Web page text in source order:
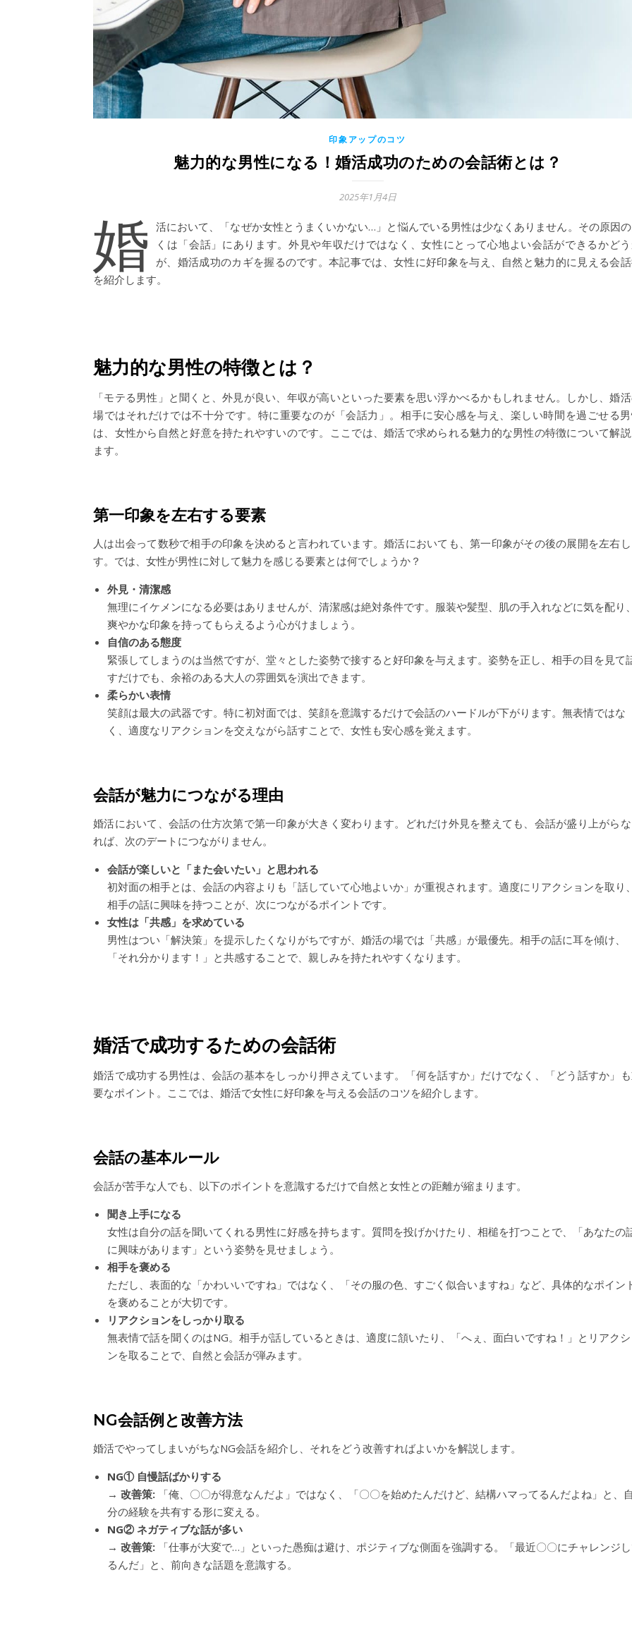
印象アップのコツ
魅力的な男性になる！婚活成功のための会話術とは？
2025年1月4日
婚 活において、「なぜか女性とうまくいかない…」と悩んでいる男性は少なくありません。その原因
くは「会話」にあります。外見や年収だけではなく、女性にとって心地よい会話ができるかど
が、婚活成功のカギを握るのです。本記事では、女性に好印象を与え、自然と魅力的に見える会
を紹介します。
魅力的な男性の特徴とは？
「モテる男性」と聞くと、外見が良い、年収が高いといった要素を思い浮かべるかもしれません。しかし、婚
場ではそれだけでは不十分です。特に重要なのが「会話力」。相手に安心感を与え、楽しい時間を過ごせる
は、女性から自然と好意を持たれやすいのです。ここでは、婚活で求められる魅力的な男性の特徴について解
ます。
第一印象を左右する要素
人は出会って数秒で相手の印象を決めると言われています。婚活においても、第一印象がその後の展開を左右
す。では、女性が男性に対して魅力を感じる要素とは何でしょうか？
外見・清潔感
無理にイケメンになる必要はありませんが、清潔感は絶対条件です。服装や髪型、肌の手入れなどに気を配り
爽やかな印象を持ってもらえるよう心がけましょう。
自信のある態度
緊張してしまうのは当然ですが、堂々とした姿勢で接すると好印象を与えます。姿勢を正し、相手の目を見て
すだけでも、余裕のある大人の雰囲気を演出できます。
柔らかい表情
笑顔は最大の武器です。特に初対面では、笑顔を意識するだけで会話のハードルが下がります。無表情ではな
く、適度なリアクションを交えながら話すことで、女性も安心感を覚えます。
会話が魅力につながる理由
婚活において、会話の仕方次第で第一印象が大きく変わります。どれだけ外見を整えても、会話が盛り上がら
れば、次のデートにつながりません。
会話が楽しいと「また会いたい」と思われる
初対面の相手とは、会話の内容よりも「話していて心地よいか」が重視されます。適度にリアクションを取り
相手の話に興味を持つことが、次につながるポイントです。
女性は「共感」を求めている
男性はつい「解決策」を提示したくなりがちですが、婚活の場では「共感」が最優先。相手の話に耳を傾け、
「それ分かります！」と共感することで、親しみを持たれやすくなります。
婚活で成功するための会話術
婚活で成功する男性は、会話の基本をしっかり押さえています。「何を話すか」だけでなく、「どう話すか」
要なポイント。ここでは、婚活で女性に好印象を与える会話のコツを紹介します。
会話の基本ルール
会話が苦手な人でも、以下のポイントを意識するだけで自然と女性との距離が縮まります。
聞き上手になる
女性は自分の話を聞いてくれる男性に好感を持ちます。質問を投げかけたり、相槌を打つことで、「あなたの
に興味があります」という姿勢を見せましょう。
相手を褒める
ただし、表面的な「かわいいですね」ではなく、「その服の色、すごく似合いますね」など、具体的なポイン
を褒めることが大切です。
リアクションをしっかり取る
無表情で話を聞くのはNG。相手が話しているときは、適度に頷いたり、「へぇ、面白いですね！」とリアク
ンを取ることで、自然と会話が弾みます。
NG会話例と改善方法
婚活でやってしまいがちなNG会話を紹介し、それをどう改善すればよいかを解説します。
NG① 自慢話ばかりする
→ 改善策: 「俺、〇〇が得意なんだよ」ではなく、「〇〇を始めたんだけど、結構ハマってるんだよね」と、
分の経験を共有する形に変える。
NG② ネガティブな話が多い
→ 改善策: 「仕事が大変で…」といった愚痴は避け、ポジティブな側面を強調する。「最近〇〇にチャレンジ
るんだ」と、前向きな話題を意識する。